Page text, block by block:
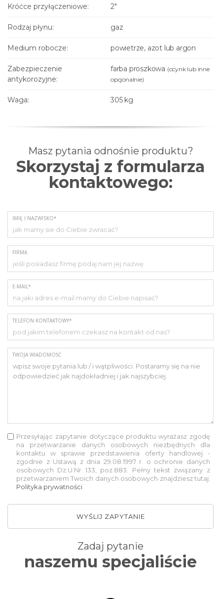
Króćce przyłączeniowe: 2"
Rodzaj płynu: gaz
Medium robocze: powietrze, azot lub argon
Zabezpieczenie
antykorozyjne:
farba proszkowa (ocynk lub inne
opcjonalnie)
Waga: 305 kg
Masz pytania odnośnie produktu?
Skorzystaj z formularza
kontaktowego:
IMIĘ I NAZWISKO*
FIRMA
E-MAIL*
TELEFON KONTAKTOWY*
TWOJA WIADOMOŚĆ
Przesyłając zapytanie dotyczące produktu wyrażasz zgodę
na przetwarzanie danych osobowych niezbędnych dla
kontaktu w sprawie przedstawienia oferty handlowej -
zgodnie z Ustawą z dnia 29.08.1997 r. o ochronie danych
osobowych Dz.U.Nr 133, poz.883. Pełny tekst związany z
przetwarzaniem Twoich danych osobowych znajdziesz tutaj:
Polityka prywatności
WYŚLIJ ZAPYTANIE
Zadaj pytanie
naszemu specjaliście